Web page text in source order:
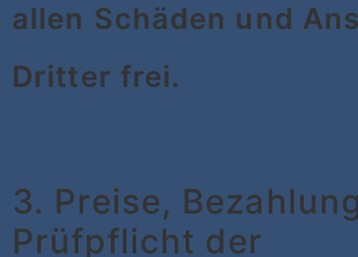
allen Schäden und
Dritter frei.
3. Preise,
Prüfpflicht der